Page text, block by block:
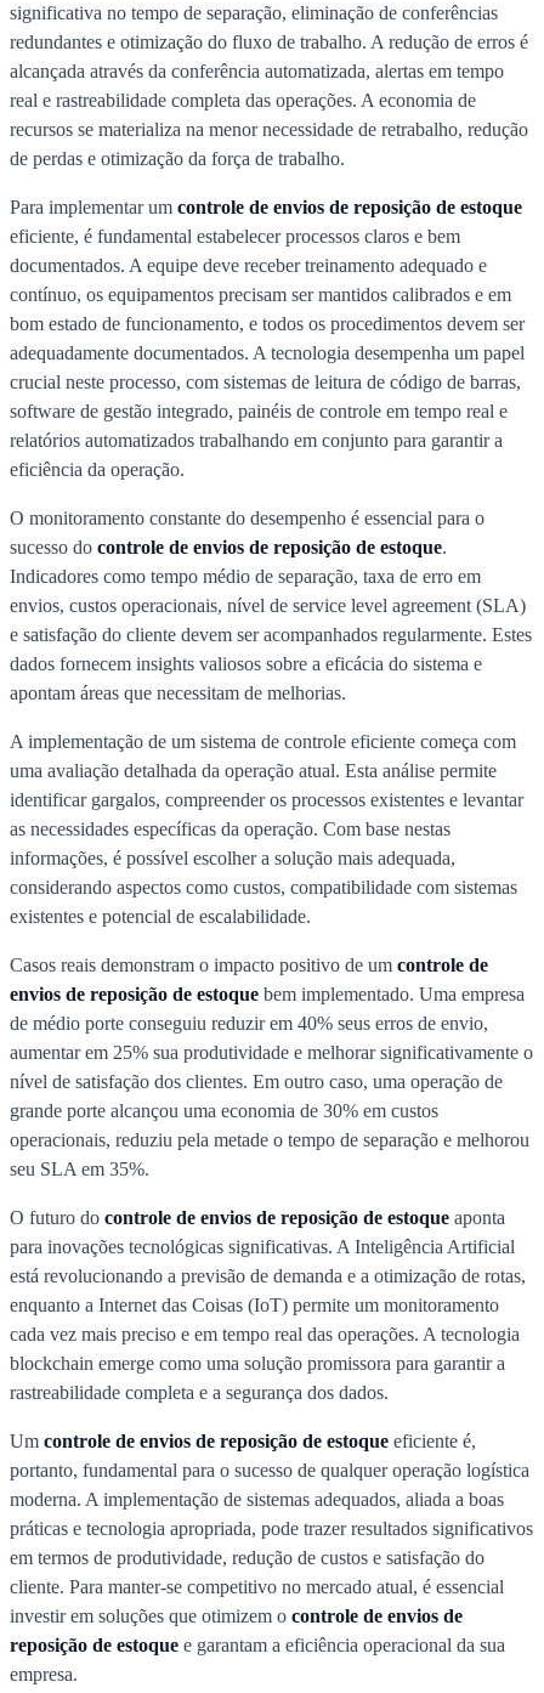
significativa no tempo de separação, eliminação de conferências
redundantes e otimização do fluxo de trabalho. A redução de erros é
alcançada através da conferência automatizada, alertas em tempo
real e rastreabilidade completa das operações. A economia de
recursos se materializa na menor necessidade de retrabalho, redução
de perdas e otimização da força de trabalho.
Para implementar um controle de envios de reposição de estoque
eficiente, é fundamental estabelecer processos claros e bem
documentados. A equipe deve receber treinamento adequado e
contínuo, os equipamentos precisam ser mantidos calibrados e em
bom estado de funcionamento, e todos os procedimentos devem ser
adequadamente documentados. A tecnologia desempenha um papel
crucial neste processo, com sistemas de leitura de código de barras,
software de gestão integrado, painéis de controle em tempo real e
relatórios automatizados trabalhando em conjunto para garantir a
eficiência da operação.
O monitoramento constante do desempenho é essencial para o
sucesso do controle de envios de reposição de estoque.
Indicadores como tempo médio de separação, taxa de erro em
envios, custos operacionais, nível de service level agreement (SLA)
e satisfação do cliente devem ser acompanhados regularmente. Estes
dados fornecem insights valiosos sobre a eficácia do sistema e
apontam áreas que necessitam de melhorias.
A implementação de um sistema de controle eficiente começa com
uma avaliação detalhada da operação atual. Esta análise permite
identificar gargalos, compreender os processos existentes e levantar
as necessidades específicas da operação. Com base nestas
informações, é possível escolher a solução mais adequada,
considerando aspectos como custos, compatibilidade com sistemas
existentes e potencial de escalabilidade.
Casos reais demonstram o impacto positivo de um controle de
envios de reposição de estoque bem implementado. Uma empresa
de médio porte conseguiu reduzir em 40% seus erros de envio,
aumentar em 25% sua produtividade e melhorar significativamente o
nível de satisfação dos clientes. Em outro caso, uma operação de
grande porte alcançou uma economia de 30% em custos
operacionais, reduziu pela metade o tempo de separação e melhorou
seu SLA em 35%.
O futuro do controle de envios de reposição de estoque aponta
para inovações tecnológicas significativas. A Inteligência Artificial
está revolucionando a previsão de demanda e a otimização de rotas,
enquanto a Internet das Coisas (IoT) permite um monitoramento
cada vez mais preciso e em tempo real das operações. A tecnologia
blockchain emerge como uma solução promissora para garantir a
rastreabilidade completa e a segurança dos dados.
Um controle de envios de reposição de estoque eficiente é,
portanto, fundamental para o sucesso de qualquer operação logística
moderna. A implementação de sistemas adequados, aliada a boas
práticas e tecnologia apropriada, pode trazer resultados significativos
em termos de produtividade, redução de custos e satisfação do
cliente. Para manter-se competitivo no mercado atual, é essencial
investir em soluções que otimizem o controle de envios de
reposição de estoque e garantam a eficiência operacional da sua
empresa.